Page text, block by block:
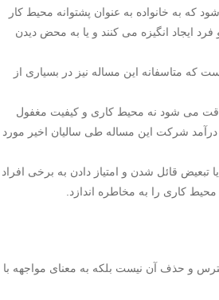
که به خانواده به عنوان پشتوانه محیط کار
ایجاد انگیزه می کنند و یا به محض دیدن
متاسفانه این مساله نیز در بسیاری از
می شود نه محیط کاری و کیفیت مغفول
شرکت این مساله طی سالیان اخیر مورد
تبعیض قائل شدن و امتیاز دادن به برخی افراد
کاری را به مخاطره اندازد.
و حذف آن نیست بلکه به معنای مواجهه با